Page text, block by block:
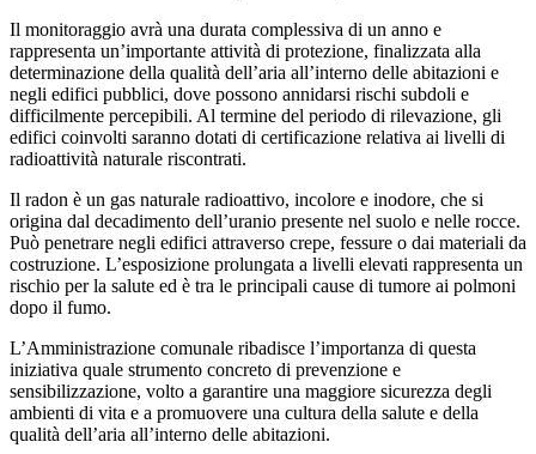
Il monitoraggio avrà una durata complessiva di un anno e
rappresenta un’importante attività di protezione, finalizzata alla
determinazione della qualità dell’aria all’interno delle abitazioni e
negli edifici pubblici, dove possono annidarsi rischi subdoli e
difficilmente percepibili. Al termine del periodo di rilevazione, gli
edifici coinvolti saranno dotati di certificazione relativa ai livelli di
radioattività naturale riscontrati.
Il radon è un gas naturale radioattivo, incolore e inodore, che si
origina dal decadimento dell’uranio presente nel suolo e nelle rocce.
Può penetrare negli edifici attraverso crepe, fessure o dai materiali da
costruzione. L’esposizione prolungata a livelli elevati rappresenta un
rischio per la salute ed è tra le principali cause di tumore ai polmoni
dopo il fumo.
L’Amministrazione comunale ribadisce l’importanza di questa
iniziativa quale strumento concreto di prevenzione e
sensibilizzazione, volto a garantire una maggiore sicurezza degli
ambienti di vita e a promuovere una cultura della salute e della
qualità dell’aria all’interno delle abitazioni.